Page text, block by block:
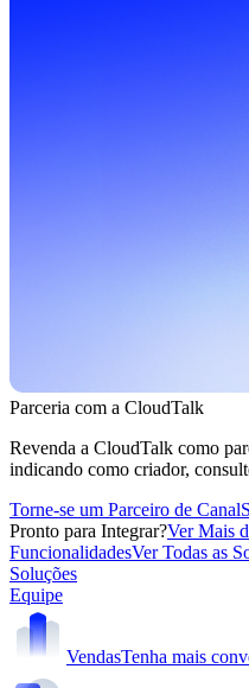
Parceria com a CloudTalk
Revenda a CloudTalk como
indicando como criador,
Torne-se um Parceiro de Canal
Pronto para Integrar?Ver Mais
FuncionalidadesVer Todas as
Soluções
Equipe
VendasTenha mais